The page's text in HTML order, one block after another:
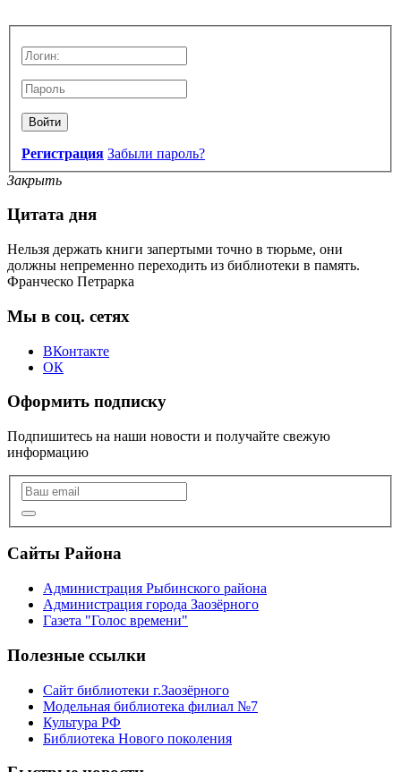
Войти
Регистрация Забыли пароль?
Закрыть
Цитата дня
Нельзя держать книги запертыми точно в тюрьме, они
должны непременно переходить из библиотеки в память.
Франческо Петрарка
Мы в соц. сетях
ВКонтакте
ОК
Оформить подписку
Подпишитесь на наши новости и получайте свежую
информацию
Сайты Района
Администрация Рыбинского района
Администрация города Заозёрного
Газета "Голос времени"
Полезные ссылки
Сайт библиотеки г.Заозёрного
Модельная библиотека филиал №7
Культура РФ
Библиотека Нового поколения